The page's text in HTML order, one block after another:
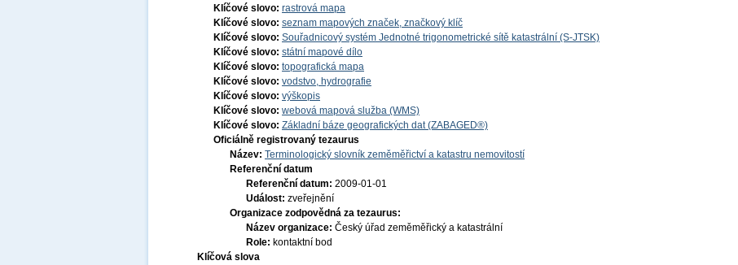
Klíčové slovo: rastrová mapa
Klíčové slovo: seznam mapových značek, značkový klíč
Klíčové slovo: Souřadnicový systém Jednotné trigonometrické sítě katastrální (S-JTSK)
Klíčové slovo: státní mapové dílo
Klíčové slovo: topografická mapa
Klíčové slovo: vodstvo, hydrografie
Klíčové slovo: výškopis
Klíčové slovo: webová mapová služba (WMS)
Klíčové slovo: Základní báze geografických dat (ZABAGED®)
Oficiálně registrovaný tezaurus
Název: Terminologický slovník zeměměřictví a katastru nemovitostí
Referenční datum
Referenční datum: 2009-01-01
Událost: zveřejnění
Organizace zodpovědná za tezaurus:
Název organizace: Český úřad zeměměřický a katastrální
Role: kontaktní bod
Klíčová slova